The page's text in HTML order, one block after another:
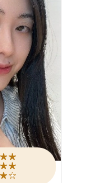
肌的人使用 （以
泛紅）
蛋肌與透明感，
肌膚屏障的前提
透亮
溫和調理型產
我就有感了~那一
嫩的水煮蛋肌了
保養的「第0
度,取用一次用量
（不要用摩擦塗
,再接續使用化妝
華推薦 #美周報 #